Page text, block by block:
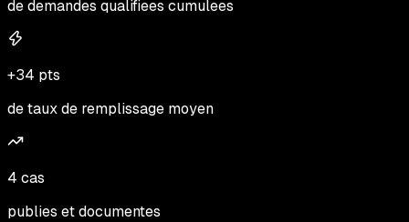
de demandes qualifiees cumulees
+34 pts
de taux de remplissage moyen
4 cas
publies et documentes